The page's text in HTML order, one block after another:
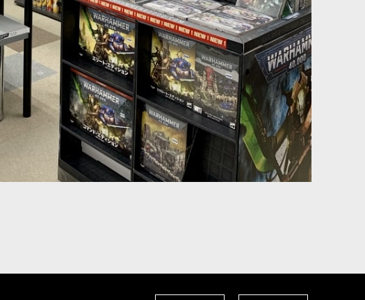
やホビーではない。 『ウォーハンマー40,000：コンバットパトロール』を
やホビーではない。 『ウォーハンマー40,000：コンバットパトロール』を